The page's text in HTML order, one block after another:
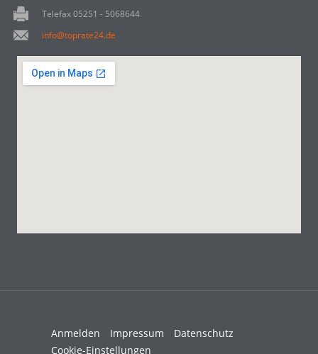
Telefax 05251 - 5068644
info@toprate24.de
Anmelden Impressum
Datenschutz
Cookie-Einstellungen